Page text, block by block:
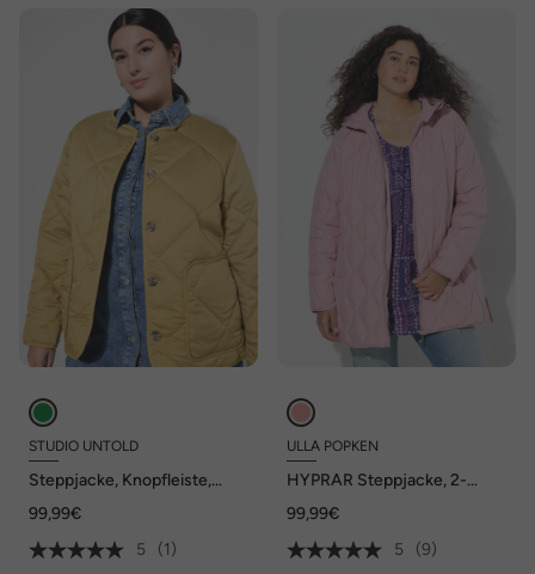
STUDIO UNTOLD
Steppjacke, Knopfleiste,
99,99€
5
(1)
ULLA POPKEN
HYPRAR Steppjacke, 2-
99,99€
5
(9)